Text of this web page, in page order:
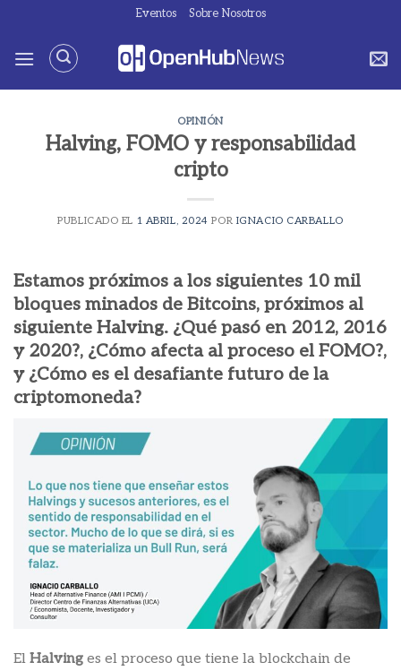
contenido
Eventos Sobre Nosotros
OPINIÓN
Halving, FOMO y responsabilidad
cripto
PUBLICADO EL 1 ABRIL, 2024 POR IGNACIO CARBALLO
Estamos próximos a los siguientes 10 mil
bloques minados de Bitcoins, próximos al
siguiente Halving. ¿Qué pasó en 2012, 2016
y 2020?, ¿Cómo afecta al proceso el FOMO?,
y ¿Cómo es el desafiante futuro de la
criptomoneda?
El Halving es el proceso que tiene la blockchain de